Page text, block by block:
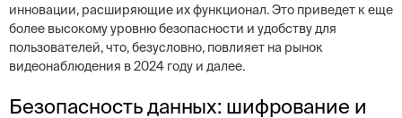
инновации, расширяющие их функционал. Это приведет к еще
более высокому уровню безопасности и удобству для
пользователей, что, безусловно, повлияет на рынок
видеонаблюдения в 2024 году и далее.
Безопасность данных: шифрование и